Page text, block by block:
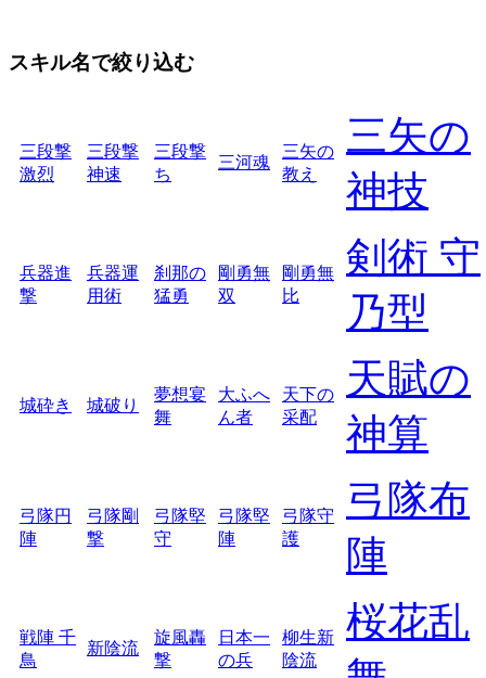
スキル名で絞り込む
三段撃
激烈
三段撃
神速
三段撃
ち
三河魂
三矢の
教え
三矢の
神技
兵器進
撃
兵器運
用術
刹那の
猛勇
剛勇無
双
剛勇無
比
剣術 守
乃型
城砕き 城破り
夢想宴
舞
大ふへ
ん者
天下の
采配
天賦の
神算
弓隊円
陣
弓隊剛
撃
弓隊堅
守
弓隊堅
陣
弓隊守
護
弓隊布
陣
戦陣 千
鳥
新陰流
旋風轟
撃
日本一
の兵
柳生新
陰流
桜花乱